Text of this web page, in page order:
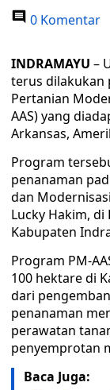
0 Komentar
INDRAMAYU –
terus dilakukan
Pertanian
AAS) yang
Arkansas,
Program
penanaman
dan
Lucky Hakim, di
Kabupaten
Program PM-
100 hektare di
dari
penanaman
perawatan
penyemprotan
Baca Juga: